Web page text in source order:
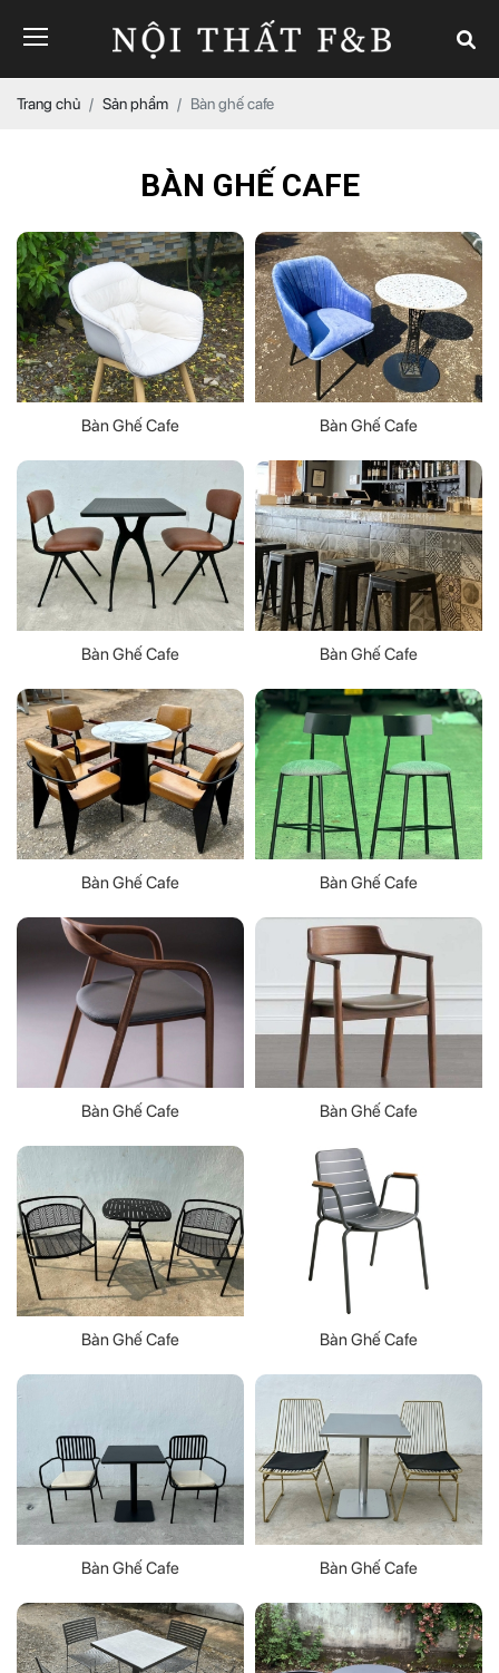
Trang chủ Sản phẩm Bàn ghế cafe
BÀN GHẾ CAFE
Bàn Ghế Cafe Bàn Ghế Cafe
Bàn Ghế Cafe Bàn Ghế Cafe
Bàn Ghế Cafe Bàn Ghế Cafe
Bàn Ghế Cafe Bàn Ghế Cafe
Bàn Ghế Cafe Bàn Ghế Cafe
Bàn Ghế Cafe Bàn Ghế Cafe